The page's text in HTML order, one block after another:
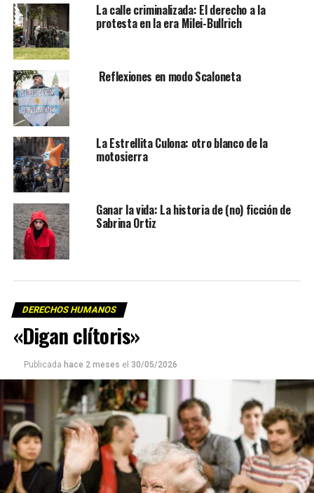
La calle criminalizada: El derecho a la
protesta en la era Milei-Bullrich
Reflexiones en modo Scaloneta
La Estrellita Culona: otro blanco de la
motosierra
Ganar la vida: La historia de (no) ficción de
Sabrina Ortiz
DERECHOS HUMANOS
«Digan clítoris»
Publicada hace 2 meses el 30/05/2026